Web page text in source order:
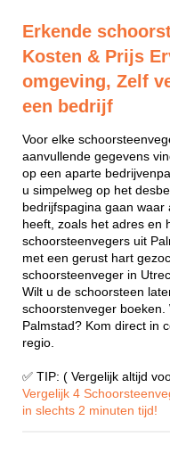
Erkende
Kosten & Prijs
omgeving, Zelf
een bedrijf
Voor elke
aanvullende gegevens
op een aparte
u simpelweg op het
bedrijfspagina gaan waar
heeft, zoals het adres en
schoorsteenvegers uit
met een gerust hart
schoorsteenveger in
Wilt u de schoorsteen
schoorstenveger boeken.
Palmstad? Kom direct in
regio.
✅ TIP: ( Vergelijk altijd
Vergelijk 4
in slechts 2 minuten tijd!